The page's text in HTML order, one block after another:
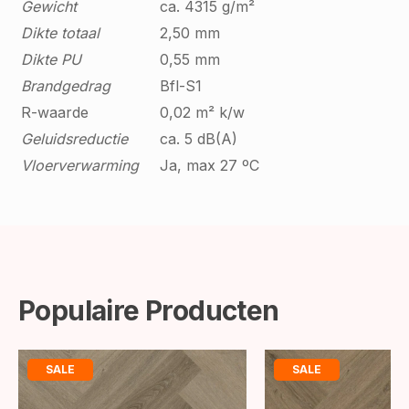
Gewicht
ca. 4315 g/m²
Dikte totaal
2,50 mm
Dikte PU
0,55 mm
Brandgedrag
Bfl-S1
R-waarde
0,02 m² k/w
Geluidsreductie
ca. 5 dB(A)
Vloerverwarming
Ja, max 27 ºC
Populaire Producten
SALE SALE